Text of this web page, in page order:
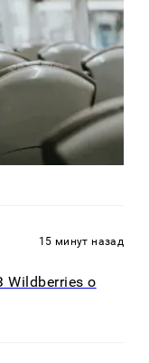
15 минут назад
Wildberries о